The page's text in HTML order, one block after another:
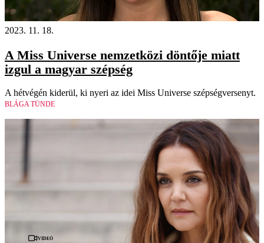
2023. 11. 18.
A Miss Universe nemzetközi döntője miatt
izgul a magyar szépség
A hétvégén kiderül, ki nyeri az idei Miss Universe szépségversenyt.
BLÁGA TÜNDE
Videó